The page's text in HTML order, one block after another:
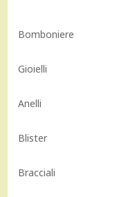
Bomboniere
Gioielli
Anelli
Blister
Bracciali